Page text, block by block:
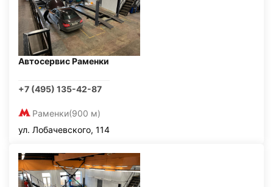
Автосервис Раменки
+7 (495) 135-42-87
Раменки(900 м)
ул. Лобачевского, 114